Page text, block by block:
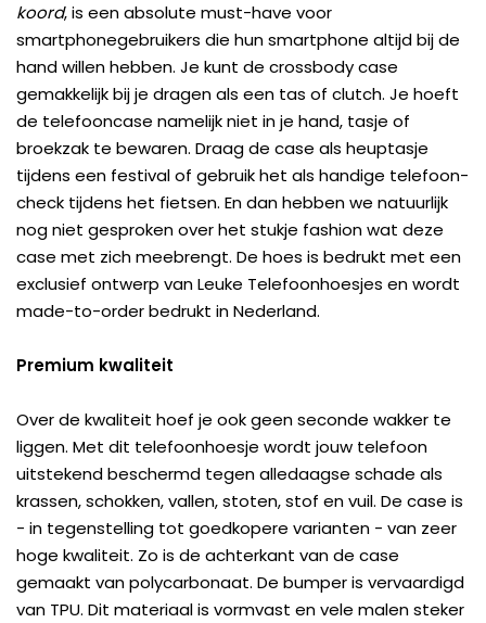
koord, is een absolute must-have voor
smartphonegebruikers die hun smartphone altijd bij de
hand willen hebben. Je kunt de crossbody case
gemakkelijk bij je dragen als een tas of clutch. Je hoeft
de telefooncase namelijk niet in je hand, tasje of
broekzak te bewaren. Draag de case als heuptasje
tijdens een festival of gebruik het als handige telefoon-
check tijdens het fietsen. En dan hebben we natuurlijk
nog niet gesproken over het stukje fashion wat deze
case met zich meebrengt. De hoes is bedrukt met een
exclusief ontwerp van Leuke Telefoonhoesjes en wordt
made-to-order bedrukt in Nederland.
Premium kwaliteit
Over de kwaliteit hoef je ook geen seconde wakker te
liggen. Met dit telefoonhoesje wordt jouw telefoon
uitstekend beschermd tegen alledaagse schade als
krassen, schokken, vallen, stoten, stof en vuil. De case is
- in tegenstelling tot goedkopere varianten - van zeer
hoge kwaliteit. Zo is de achterkant van de case
gemaakt van polycarbonaat. De bumper is vervaardigd
van TPU. Dit materiaal is vormvast en vele malen steker